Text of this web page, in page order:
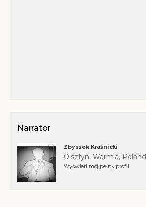
Narrator
Zbyszek Kraśnicki
Olsztyn, Warmia, Poland
Wyświetl mój pełny profil